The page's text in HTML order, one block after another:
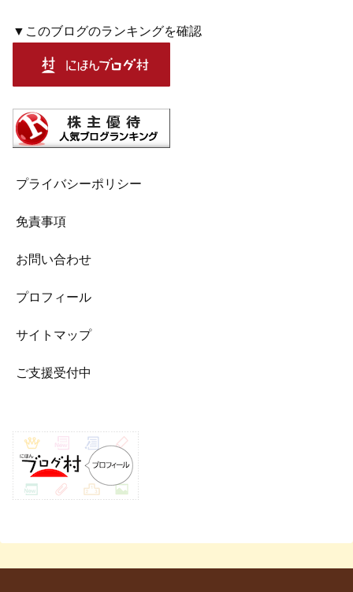
▼このブログのランキングを確認
プライバシーポリシー
免責事項
お問い合わせ
プロフィール
サイトマップ
ご支援受付中